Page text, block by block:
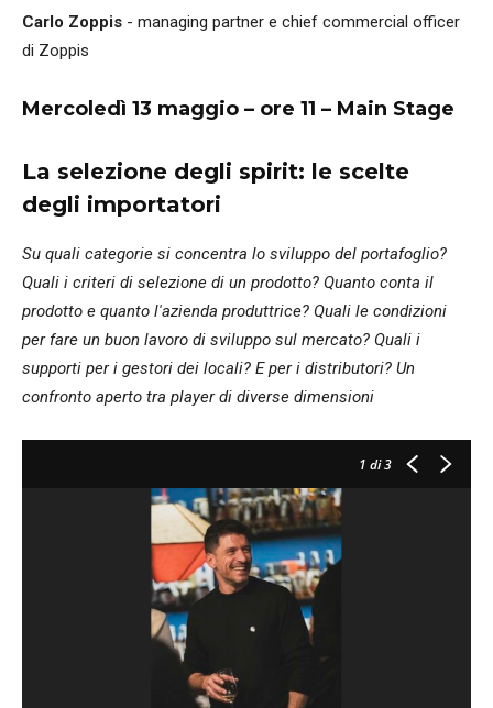
Carlo Zoppis - managing partner e chief commercial officer
di Zoppis
Mercoledì 13 maggio – ore 11 – Main Stage
La selezione degli spirit: le scelte
degli importatori
Su quali categorie si concentra lo sviluppo del portafoglio?
Quali i criteri di selezione di un prodotto? Quanto conta il
prodotto e quanto l'azienda produttrice? Quali le condizioni
per fare un buon lavoro di sviluppo sul mercato? Quali i
supporti per i gestori dei locali? E per i distributori? Un
confronto aperto tra player di diverse dimensioni
1 di 3